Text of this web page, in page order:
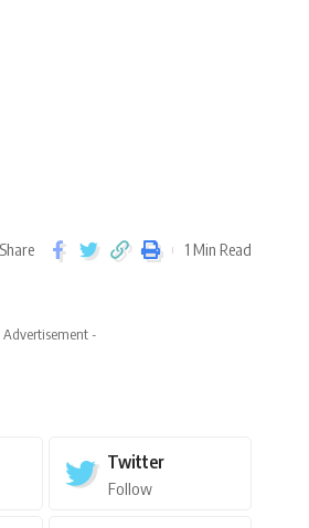
Share 1 Min Read
Advertisement -
Twitter
Follow